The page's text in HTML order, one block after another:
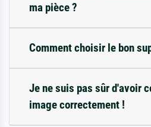
ma pièce ?
Comment choisir le bon
Je ne suis pas sûr d'avoir
image correctement !